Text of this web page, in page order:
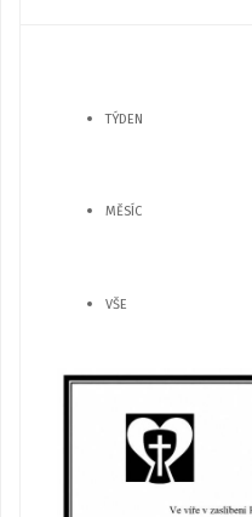
TÝDEN
MĚSÍC
VŠE